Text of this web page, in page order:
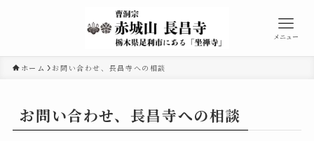
メニュー
ホーム お問い合わせ、長昌寺への相談
お問い合わせ、長昌寺への相談